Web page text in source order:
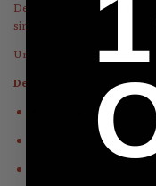
De formato versátil y tacto
sin perder estilo.
Un básico que acompaña.
Detalles:
Material PU (tipo cuero)
Terminación suave